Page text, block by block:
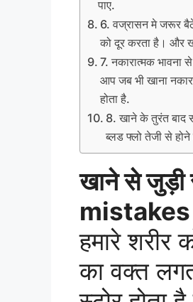
पाए.
6. वज्रासन मे जरूर
को दूर करता है। और
7. नकारात्मक
आप जब भी खाना
होता है.
8. खाने के तुरंत बाद
ब्लड फ्लो तेजी से
खाने से
mistakes
हमारे
का वक्त